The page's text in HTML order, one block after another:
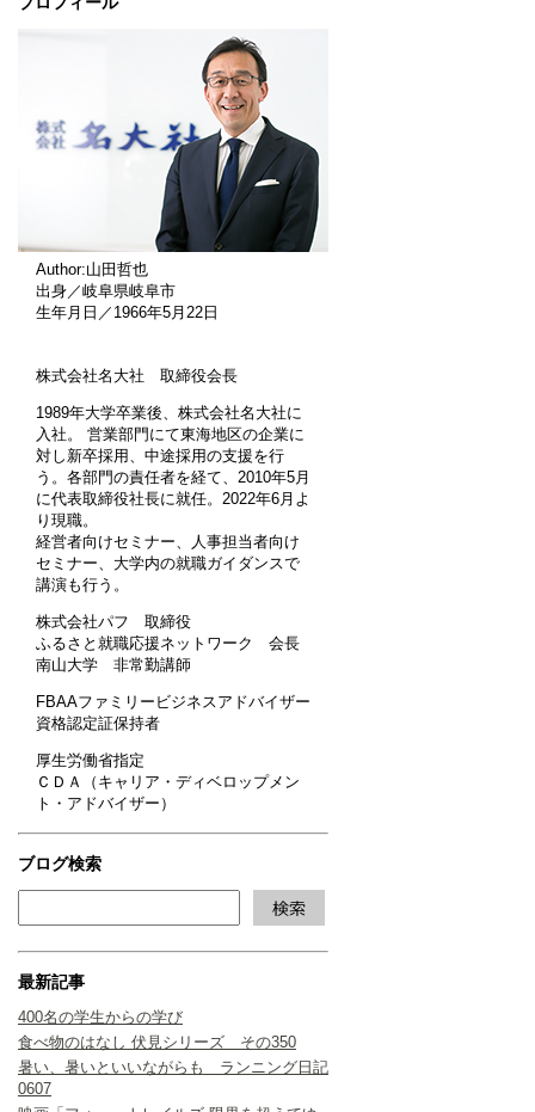
Author:山田哲也
出身／岐阜県岐阜市
生年月日／1966年5月22日
株式会社名大社 取締役会長
1989年大学卒業後、株式会社名大社に
入社。 営業部門にて東海地区の企業に
対し新卒採用、中途採用の支援を行
う。各部門の責任者を経て、2010年5月
に代表取締役社長に就任。2022年6月よ
り現職。
経営者向けセミナー、人事担当者向け
セミナー、大学内の就職ガイダンスで
講演も行う。
株式会社パフ 取締役
ふるさと就職応援ネットワーク 会長
南山大学 非常勤講師
FBAAファミリービジネスアドバイザー
資格認定証保持者
厚生労働省指定
ＣＤＡ（キャリア・ディベロップメン
ト・アドバイザー）
ブログ検索
最新記事
400名の学生からの学び
食べ物のはなし 伏見シリーズ その350
暑い、暑いといいながらも ランニング日記
0607